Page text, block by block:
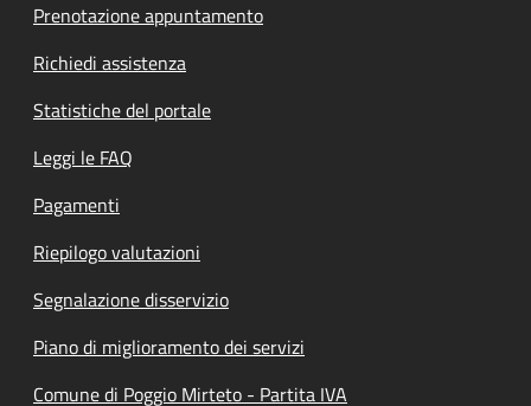
Prenotazione appuntamento
Richiedi assistenza
Statistiche del portale
Leggi le FAQ
Pagamenti
Riepilogo valutazioni
Segnalazione disservizio
Piano di miglioramento dei servizi
Comune di Poggio Mirteto - Partita IVA